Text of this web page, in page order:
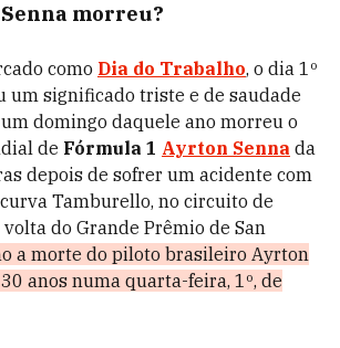
morreu?
como Dia do Trabalho, o dia 1º
um significado triste e de saudade
domingo daquele ano morreu o
de Fórmula 1 Ayrton Senna da
depois de sofrer um acidente com
Tamburello, no circuito de
do Grande Prêmio de San
a morte do piloto brasileiro Ayrton
anos numa quarta-feira, 1º, de